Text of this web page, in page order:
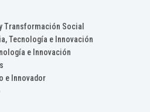
Transformación Social
Tecnología e Innovación
e Innovación
e Innovador